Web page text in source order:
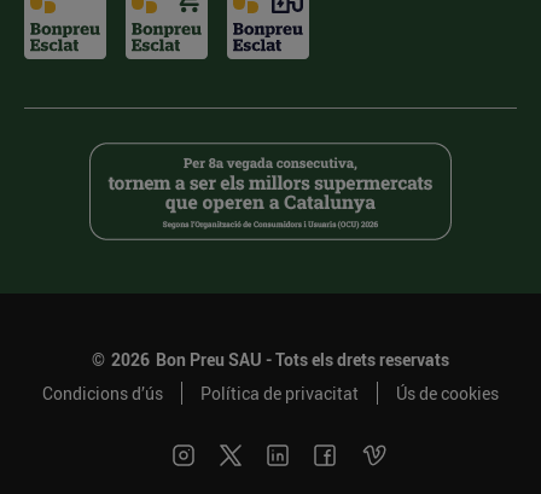
© 2026 Bon Preu SAU - Tots els drets reservats
Condicions d’ús
Política de privacitat Ús de cookies